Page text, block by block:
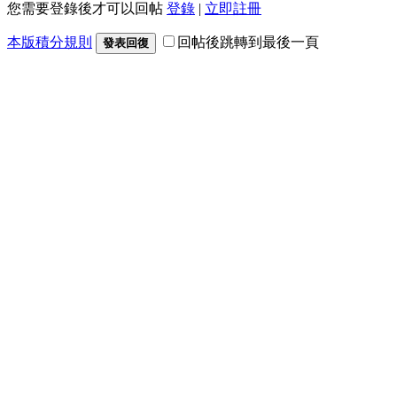
您需要登錄後才可以回帖 登錄 | 立即註冊
本版積分規則 發表回復 回帖後跳轉到最後一頁